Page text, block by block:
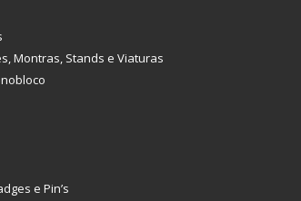
Montras, Stands e Viaturas
e Pin’s